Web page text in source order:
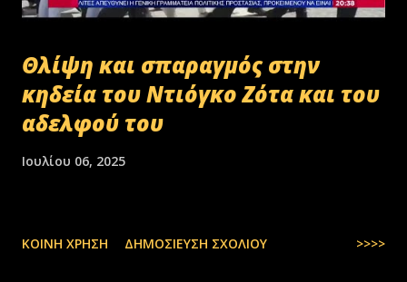
Θλίψη και σπαραγμός στην
κηδεία του Ντιόγκο Ζότα και του
αδελφού του
Ιουλίου 06, 2025
ΚΟΙΝΉ ΧΡΉΣΗ ΔΗΜΟΣΊΕΥΣΗ ΣΧΟΛΊΟΥ >>>>